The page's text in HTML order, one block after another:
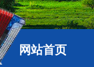
网站首页